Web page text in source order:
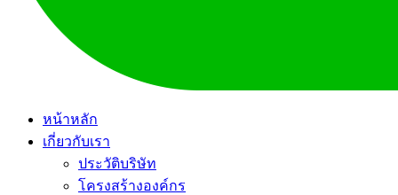
หน้าหลัก
เกี่ยวกับเรา
ประวัติบริษัท
โครงสร้างองค์กร